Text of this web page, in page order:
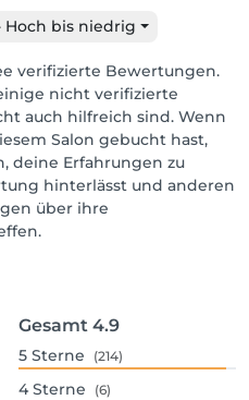
bis niedrig
verifizierte Bewertungen.
nicht verifizierte
auch hilfreich sind. Wenn
Salon gebucht hast,
deine Erfahrungen zu
hinterlässt und anderen
über ihre
Gesamt 4.9
5 Sterne (214)
4 Sterne (6)